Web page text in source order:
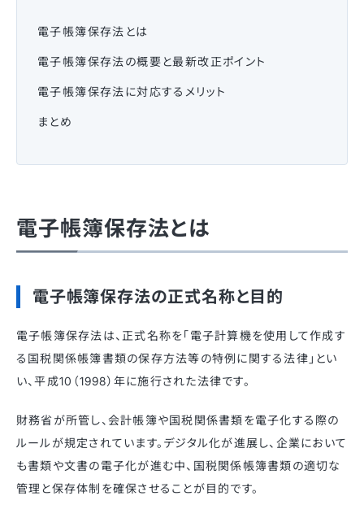
電子帳簿保存法とは
電子帳簿保存法の概要と最新改正ポイント
電子帳簿保存法に対応するメリット
まとめ
電子帳簿保存法とは
電子帳簿保存法の正式名称と目的
電子帳簿保存法は、正式名称を「電子計算機を使用して作成す
る国税関係帳簿書類の保存方法等の特例に関する法律」とい
い、平成10（1998）年に施行された法律です。
財務省が所管し、会計帳簿や国税関係書類を電子化する際の
ルールが規定されています。デジタル化が進展し、企業において
も書類や文書の電子化が進む中、国税関係帳簿書類の適切な
管理と保存体制を確保させることが目的です。